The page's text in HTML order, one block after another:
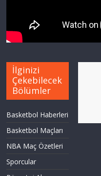
İlginizi
Çekebilecek
Bölümler
Basketbol Haberleri
Basketbol Maçları
NBA Maç Özetleri
Sporcular